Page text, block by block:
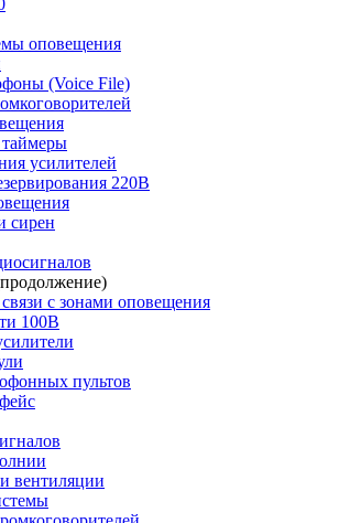
оповещения
(Voice File)
усилителей
220В
сирен
с зонами оповещения
100В
пультов
вентиляции